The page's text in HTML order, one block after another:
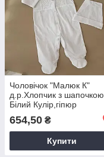
Чоловічок "Малюк К"
д.р.Хлопчик з шапочкою
Білий Кулір,гіпюр
40(р)
654,50 ₴
Купити